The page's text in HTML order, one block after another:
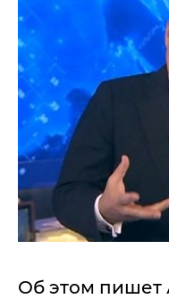
Об этом пишет